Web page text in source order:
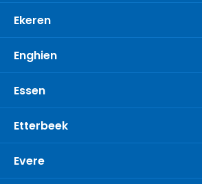
Ekeren
Enghien
Essen
Etterbeek
Evere